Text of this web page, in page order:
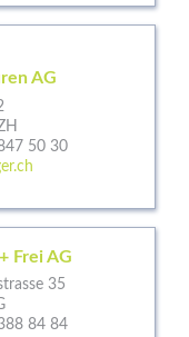
AG
50 30
Frei AG
35
84 84